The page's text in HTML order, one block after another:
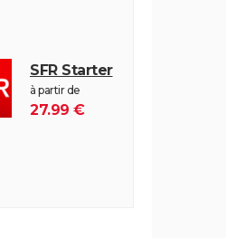
SFR Starter
à partir de
27.99 €